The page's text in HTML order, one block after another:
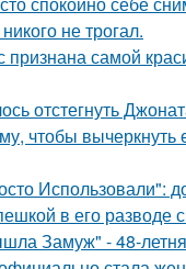
не трогал.
самой
отстегнуть
чтобы вычеркнуть
Использовали":
в его разводе
Замуж" - 48-